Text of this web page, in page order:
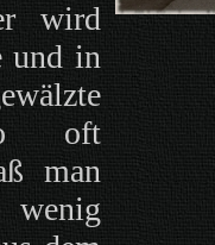
wird
und in
oft
man